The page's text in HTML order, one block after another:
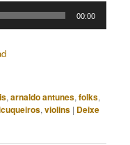
00:00
,arnaldo antunes,folks,
,violins | Deixe